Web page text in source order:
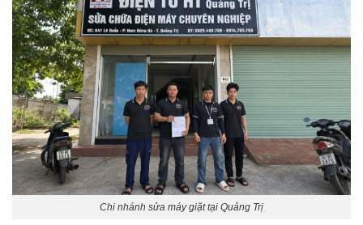
Chi nhánh sửa máy giặt tại Quảng Trị